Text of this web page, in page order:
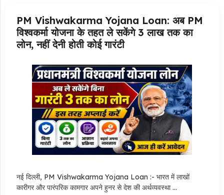
PM Vishwakarma Yojana Loan: अब PM
विश्वकर्मा योजना के तहत ले सकेंगे 3 लाख तक का
लोन, नहीं देनी होती कोई गारंटी
नई दिल्ली, PM Vishwakarma Yojana Loan :- भारत में लाखों
कारीगर और पारंपरिक कामगार अपने हुनर से देश की अर्थव्यवस्था …